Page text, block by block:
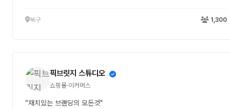
북구 1,300
픽브릿지 스튜디오
쇼핑몰·이커머스
“재치있는 브랜딩의 모든것"